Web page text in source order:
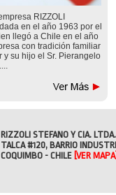
RIZZOLI
en el año 1963 por el
llegó a Chile en el año
con tradición familiar
su hijo el Sr. Pierangelo
RIZZOLI STEFANO Y CIA. LTDA.
TALCA #120, BARRIO
COQUIMBO - CHILE [VER